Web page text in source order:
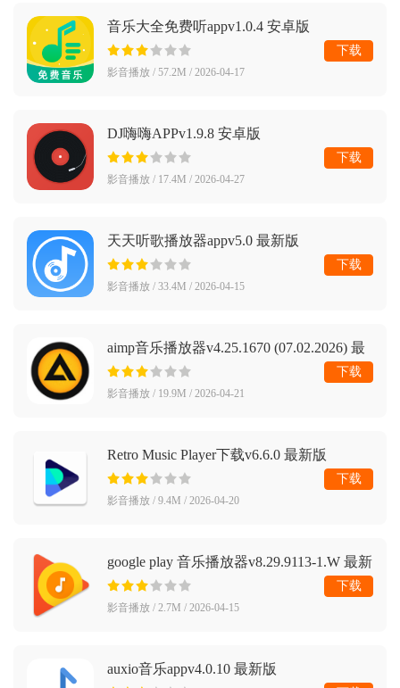
音乐大全免费听appv1.0.4 安卓版
影音播放 / 57.2M / 2026-04-17
下载
DJ嗨嗨APPv1.9.8 安卓版
影音播放 / 17.4M / 2026-04-27
下载
天天听歌播放器appv5.0 最新版
影音播放 / 33.4M / 2026-04-15
下载
aimp音乐播放器v4.25.1670 (07.02.2026) 最
新版
影音播放 / 19.9M / 2026-04-21
下载
Retro Music Player下载v6.6.0 最新版
影音播放 / 9.4M / 2026-04-20
下载
google play 音乐播放器v8.29.9113-1.W 最新
版
影音播放 / 2.7M / 2026-04-15
下载
auxio音乐appv4.0.10 最新版